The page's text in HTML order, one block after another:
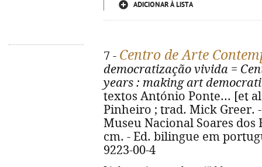
ADICIONAR À LISTA
7 - Centro de Arte
democratização vivida =
years : making art
textos António Ponte... [et
Pinheiro ; trad. Mick Greer.
Museu Nacional Soares dos
cm. - Ed. bilingue em
9223-00-4